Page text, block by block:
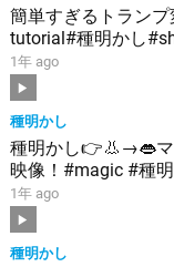
簡単すぎるトラン
tutorial#種明かし
1年 ago
種明かし
種明かし👉👃→👄マ
映像！#magic #種
1年 ago
種明かし